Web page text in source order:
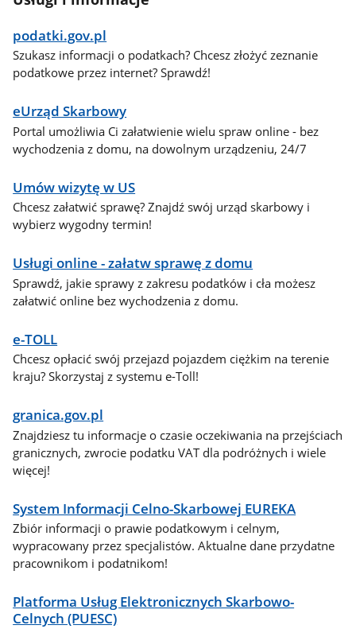
podatki.gov.pl
Szukasz informacji o podatkach? Chcesz złożyć zeznanie
podatkowe przez internet? Sprawdź!
eUrząd Skarbowy
Portal umożliwia Ci załatwienie wielu spraw online - bez
wychodzenia z domu, na dowolnym urządzeniu, 24/7
Umów wizytę w US
Chcesz załatwić sprawę? Znajdź swój urząd skarbowy i
wybierz wygodny termin!
Usługi online - załatw sprawę z domu
Sprawdź, jakie sprawy z zakresu podatków i cła możesz
załatwić online bez wychodzenia z domu.
e-TOLL
Chcesz opłacić swój przejazd pojazdem ciężkim na terenie
kraju? Skorzystaj z systemu e-Toll!
granica.gov.pl
Znajdziesz tu informacje o czasie oczekiwania na przejściach
granicznych, zwrocie podatku VAT dla podróżnych i wiele
więcej!
System Informacji Celno-Skarbowej EUREKA
Zbiór informacji o prawie podatkowym i celnym,
wypracowany przez specjalistów. Aktualne dane przydatne
pracownikom i podatnikom!
Platforma Usług Elektronicznych Skarbowo-
Celnych (PUESC)